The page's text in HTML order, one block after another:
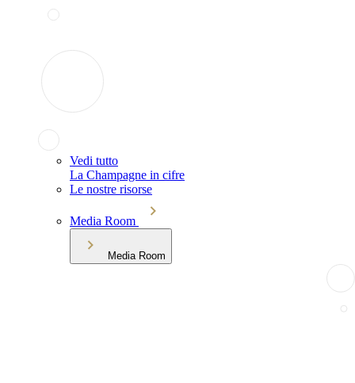
Vedi tutto
La Champagne in cifre
Le nostre risorse
Media Room
Media Room